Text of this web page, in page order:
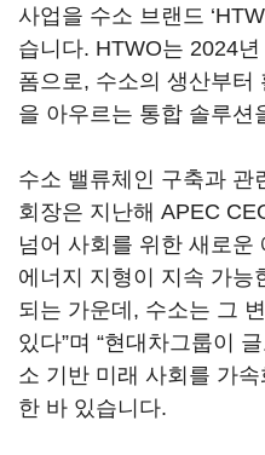
사업을 수소 브랜드
습니다. HTWO는 2024
폼으로, 수소의 생산부터
을 아우르는 통합 솔루션
수소 밸류체인 구축과 관
회장은 지난해 APEC
넘어 사회를 위한 새로운
에너지 지형이 지속 가능
되는 가운데, 수소는 그
있다”며 “현대차그룹이
소 기반 미래 사회를 가
한 바 있습니다.